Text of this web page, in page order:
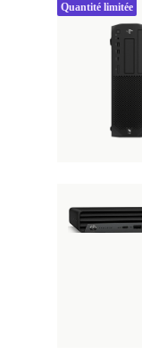
Quantité limitée